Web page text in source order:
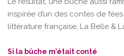
inspirée d’un des contes de
littérature française, La Belle &
Si la bûche m’était conté